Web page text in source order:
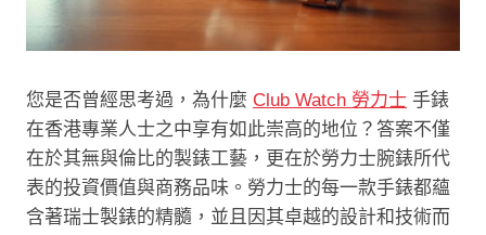
您是否曾經思考過，為什麼 Club Watch 勞力士 手錶
在香港專業人士之中享有如此崇高的地位？答案不僅
在於其無與倫比的製錶工藝，更在於勞力士腕錶所代
表的投資價值與商務品味。勞力士的每一款手錶都蘊
含著瑞士製錶的精髓，並且因其卓越的設計和技術而